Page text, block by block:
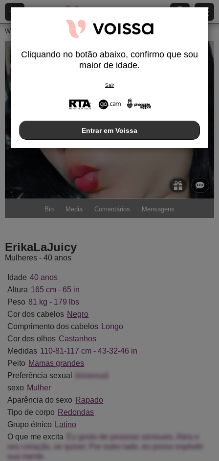
Webcams ao Vivo Mulheres Erikalajuicy
ErikaLaJuicy
Desconectado
Bio Media Comentários Mensagens
ErikaLaJuicy
Mulheres - 40 anos
Idade 40 anos
Altura 165 cm - 65 in
Peso 81 kg - 179 lbs
Cor dos cabelos Negro
Comprimento dos cabelos Longo
Cor dos olhos Castanhos
Medidas 110-81-117 cm - 43-32-46 in
Peito Mamas grandes
Preferência sexual
bissexual
sexo Mulher
Aparência do sexo Rapado
Tipo de corpo Redondas
Grupo étnico Latino
O que me excita
Eu gosto de pessoas sensuais. Abra o
seu coração, se quiser. Por outro lado, eu posso explodir
sua mente.
Cliquando no botão abaixo, confirmo que sou
maior de idade.
Sair
Entrar em Voissa